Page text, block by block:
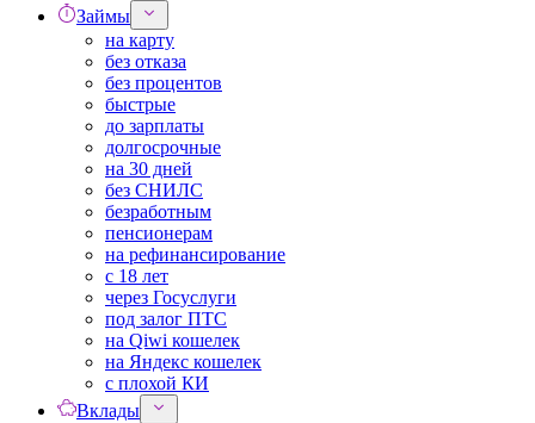
Займы
на карту
без отказа
без процентов
быстрые
до зарплаты
долгосрочные
на 30 дней
без СНИЛС
безработным
пенсионерам
на рефинансирование
с 18 лет
через Госуслуги
под залог ПТС
на Qiwi кошелек
на Яндекс кошелек
с плохой КИ
Вклады